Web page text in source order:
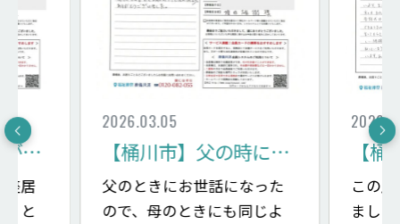
【北本市】担当者がとても感じが良く安心
座居
、と
2026.03.05
【桶川市】父の時にお世話になったので、母も同じように
父のときにお世話になった
ので、母のときにも同じよ
この
まし